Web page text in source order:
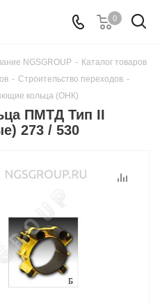
0
NGSGROUP - Каталог товаров
- Строительство переходов -
кольца (ОНК)
ПМТД Тип II
273 / 530